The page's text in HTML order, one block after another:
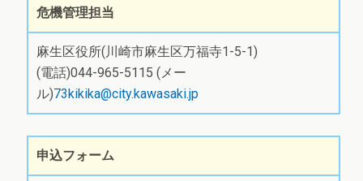
危機管理担当
麻生区役所(川崎市麻生区万福寺1-5-1)
(電話)044-965-5115 (メー
ル)73kikika@city.kawasaki.jp
申込フォーム